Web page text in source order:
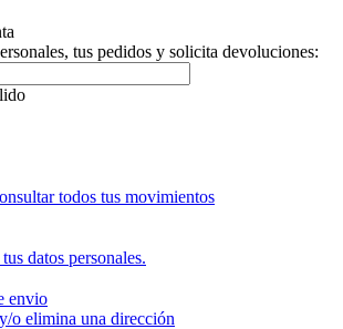
tus pedidos y solicita devoluciones:
todos tus movimientos
datos personales.
envio
o elimina una dirección